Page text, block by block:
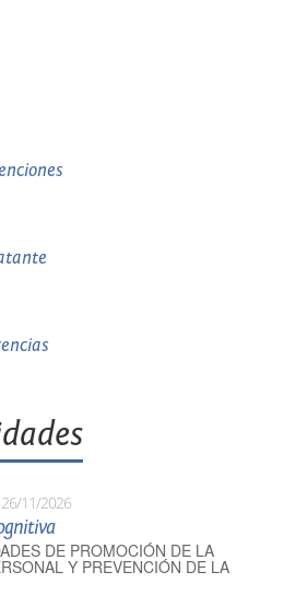
26/11/2026
DE PROMOCIÓN DE LA
Y PREVENCIÓN DE LA